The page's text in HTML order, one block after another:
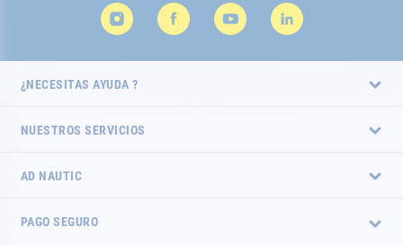
¿NECESITAS AYUDA ?
NUESTROS SERVICIOS
AD NAUTIC
PAGO SEGURO